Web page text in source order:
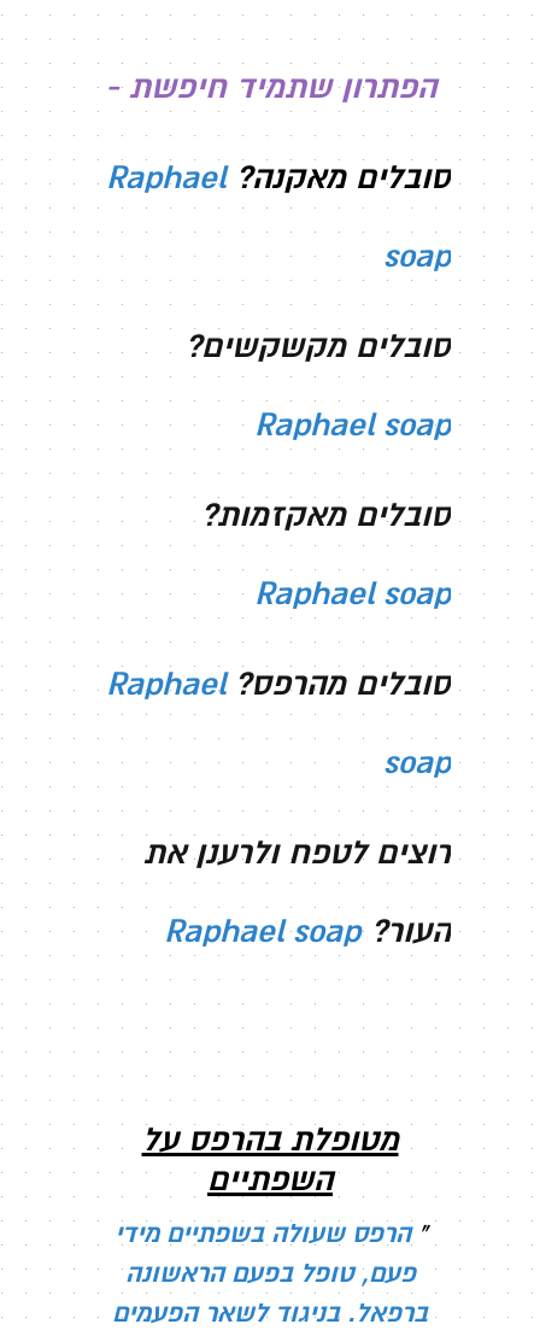
הפתרון שתמיד חיפשת -
סובלים מאקנה? Raphael
soap
סובלים מקשקשים?
Raphael soap
סובלים מאקזמות?
Raphael soap
סובלים מהרפס? Raphael
soap
רוצים לטפח ולרענן את
העור? Raphael soap
מטופלת בהרפס על
השפתיים
" הרפס שעולה בשפתיים מידי
פעם, טופל בפעם הראשונה
ברפאל. בניגוד לשאר הפעמים